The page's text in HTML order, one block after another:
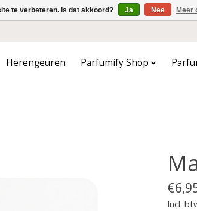
Herengeuren Parfumify Shop
Incl.
te verbeteren. Is dat akkoord? Ja Nee Meer